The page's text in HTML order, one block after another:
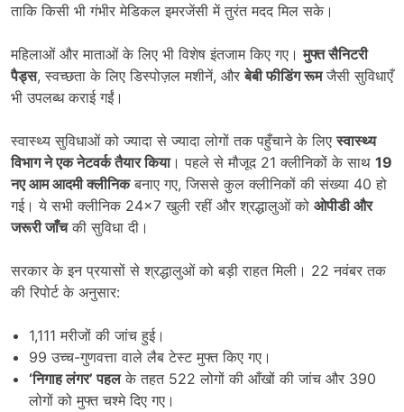
ताकि किसी भी गंभीर मेडिकल इमरजेंसी में तुरंत मदद मिल सके।
महिलाओं और माताओं के लिए भी विशेष इंतजाम किए गए।मुफ्त सैनिटरी
पैड्स, स्वच्छता के लिए डिस्पोज़ल मशीनें, औरबेबी फीडिंग रूमजैसी सुविधाएँ
भी उपलब्ध कराई गईं।
स्वास्थ्य सुविधाओं को ज्यादा से ज्यादा लोगों तक पहुँचाने के लिएस्वास्थ्य
विभाग ने एक नेटवर्क तैयार किया। पहले से मौजूद 21 क्लीनिकों के साथ 19
नए आम आदमी क्लीनिकबनाए गए, जिससे कुल क्लीनिकों की संख्या 40 हो
गई। ये सभी क्लीनिक 24×7 खुली रहीं और श्रद्धालुओं को ओपीडी और
जरूरी जाँचकी सुविधा दी।
सरकार के इन प्रयासों से श्रद्धालुओं को बड़ी राहत मिली। 22 नवंबर तक
की रिपोर्ट के अनुसार:
1,111 मरीजों की जांच हुई।
99 उच्च-गुणवत्ता वाले लैब टेस्ट मुफ्त किए गए।
‘निगाह लंगर’पहलके तहत 522 लोगों की आँखों की जांच और 390
लोगों को मुफ्त चश्मे दिए गए।